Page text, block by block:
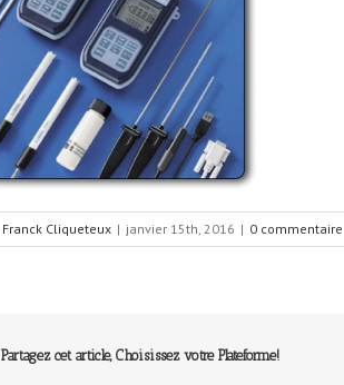
Franck Cliqueteux | janvier 15th, 2016 | 0 commentaire
Partagez cet article, Choisissez votre Plateforme!